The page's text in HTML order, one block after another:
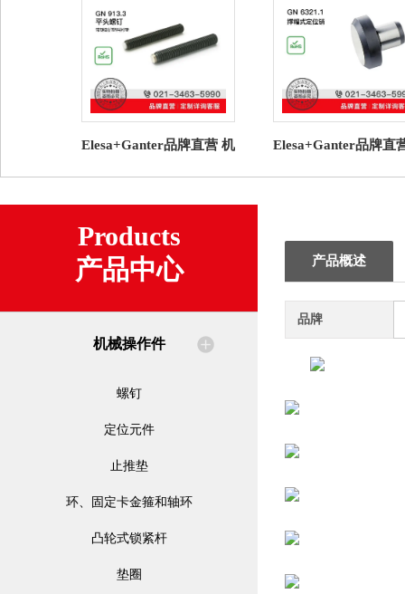
Elesa+Ganter品牌直营 机
螺钉 塑料衬垫
Elesa+Ganter品牌直
式定位销
Products
产品中心
机械操作件
螺钉
定位元件
止推垫
环、固定卡金箍和轴环
凸轮式锁紧杆
垫圈
产品概述
品牌